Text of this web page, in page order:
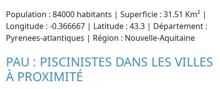
Population : 84000 habitants | Superficie : 31.51 Km² |
Longitude : -0.366667 | Latitude : 43.3 | Département :
Pyrenees-atlantiques | Région : Nouvelle-Aquitaine
PAU : PISCINISTES DANS LES VILLES
À PROXIMITÉ